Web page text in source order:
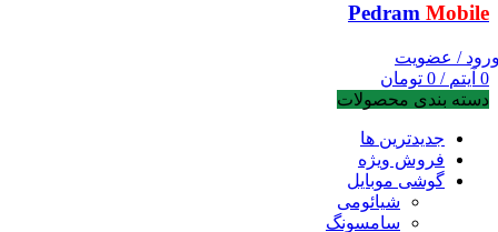
Pedram Mobile
/ عضویت
0 آیتم /
0 تومان
دسته بندی محصولات
جدیدترین ها
فروش ویژه
گوشی موبایل
شیائومی
سامسونگ